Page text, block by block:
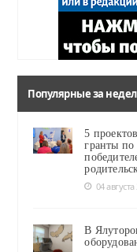
Популярные за
5
гранты по
04
В